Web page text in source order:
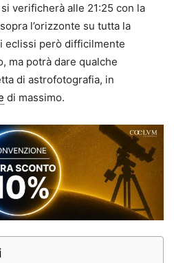
si verificherà alle 21:25 con la
l’orizzonte su tutta la
eclissi però difficilmente
ma potrà dare qualche
di astrofotografia, in
di massimo.